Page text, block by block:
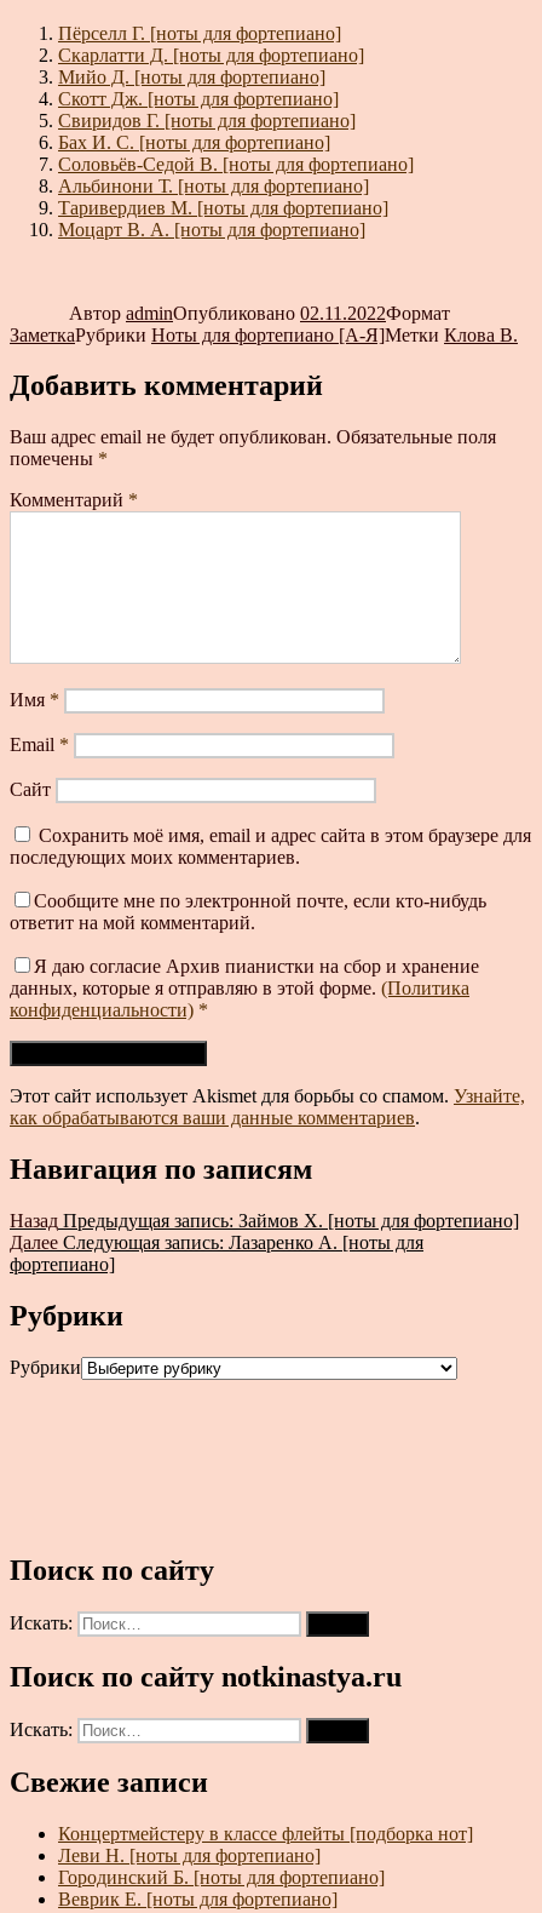
Пёрселл Г. [ноты для фортепиано]
Скарлатти Д. [ноты для фортепиано]
Мийо Д. [ноты для фортепиано]
Скотт Дж. [ноты для фортепиано]
Свиридов Г. [ноты для фортепиано]
Бах И. С. [ноты для фортепиано]
Соловьёв-Седой В. [ноты для фортепиано]
Альбинони Т. [ноты для фортепиано]
Таривердиев М. [ноты для фортепиано]
Моцарт В. А. [ноты для фортепиано]
Автор adminОпубликовано 02.11.2022Формат
ЗаметкаРубрики Ноты для фортепиано [А-Я]Метки Клова В.
Добавить комментарий
Ваш адрес email не будет опубликован. Обязательные поля
помечены *
Комментарий *
Имя *
Email *
Сайт
Сохранить моё имя, email и адрес сайта в этом браузере для
последующих моих комментариев.
Сообщите мне по электронной почте, если кто-нибудь
ответит на мой комментарий.
Я даю согласие Архив пианистки на сбор и хранение
данных, которые я отправляю в этой форме. (Политика
конфиденциальности) *
Этот сайт использует Akismet для борьбы со спамом. Узнайте,
как обрабатываются ваши данные комментариев.
Навигация по записям
Назад Предыдущая запись: Займов Х. [ноты для фортепиано]
Далее Следующая запись: Лазаренко А. [ноты для
фортепиано]
Рубрики
Рубрики
Поиск по сайту
Искать:
Поиск по сайту notkinastya.ru
Искать:
Свежие записи
Концертмейстеру в классе флейты [подборка нот]
Леви Н. [ноты для фортепиано]
Городинский Б. [ноты для фортепиано]
Веврик Е. [ноты для фортепиано]